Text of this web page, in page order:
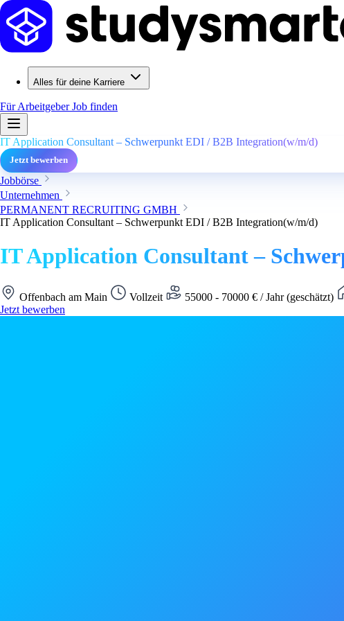
Alles für deine Karriere
Für ArbeitgeberJob finden
IT Application Consultant – Schwerpunkt EDI / B2B Integration(w/m/d)
Jetzt bewerben
Jobbörse
Unternehmen
PERMANENT RECRUITING GMBH
IT Application Consultant – Schwerpunkt EDI / B2B Integration(w/m/d)
IT Application Consultant –
Offenbach am Main Vollzeit 55000 - 70000 € / Jahr (geschätzt)
Jetzt bewerben